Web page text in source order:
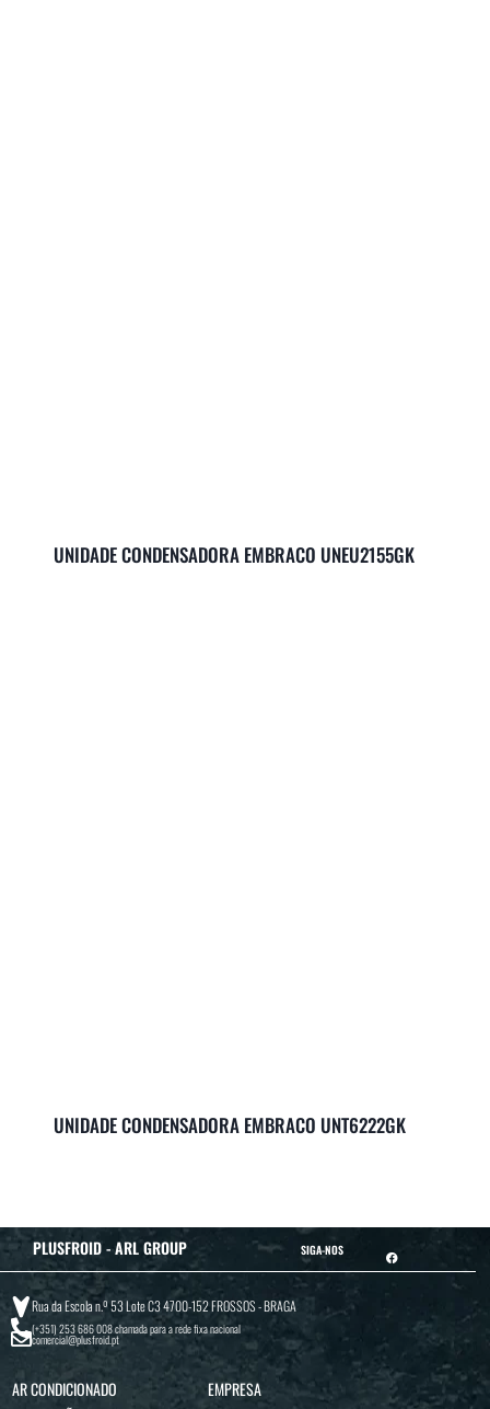
UNIDADE CONDENSADORA EMBRACO UNEU2155GK
UNIDADE CONDENSADORA EMBRACO UNT6222GK
PLUSFROID - ARL GROUP SIGA-NOS
Rua da Escola n.º 53 Lote C3 4700-152 FROSSOS - BRAGA
(+351) 253 686 008chamada para a rede fixa nacional
comercial@plusfroid.pt
AR CONDICIONADO
EMPRESA